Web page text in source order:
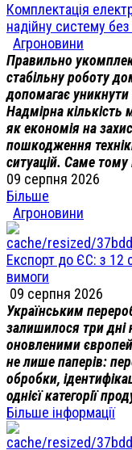
Комплектація
надійну систему
Агроновини
Правильно
стабільну роботу
допомагає уникнути
Надмірна
як економія на
пошкодження
ситуацій. Саме
09 серпня 2026
Більше
Агроновини
Експорт до ЄС: з 12
вимоги
09 серпня 2026
Українським
залишилося три дні
оновленими
не лише паперів:
обробки,
однієї категорії
Більше інформації